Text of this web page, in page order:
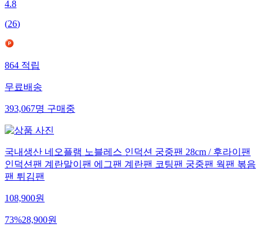
4.8
(26)
864적립
무료배송
393,067명구매중
국내생산 네오플램 노블레스 인덕션 궁중팬 28cm / 후라이팬
인덕션팬 계란말이팬 에그팬 계란팬 코팅팬 궁중팬 웍팬 볶음
팬 튀김팬
108,900원
73%28,900원